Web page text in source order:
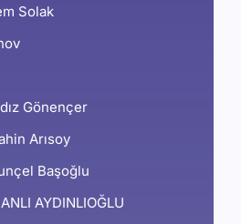
Solak
Gönençer
Arısoy
Başoğlu
AYDINLIOĞLU